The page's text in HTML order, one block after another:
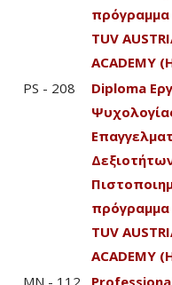
TUV
ACADEMY
PS - 208
Diploma
TUV
ACADEMY
MN - 112